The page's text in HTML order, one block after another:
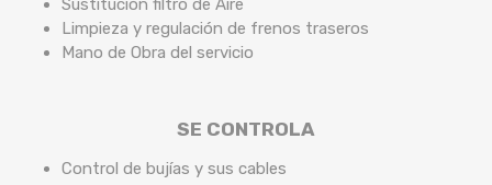
Sustitución filtro de Aire
Limpieza y regulación de frenos traseros
Mano de Obra del servicio
SE CONTROLA
Control de bujías y sus cables